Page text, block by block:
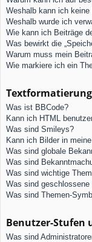
Weshalb kann ich keine
Weshalb wurde ich
Wie kann ich Beiträge
Was bewirkt die
Warum muss mein
Wie markiere ich ein
Was ist BBCode?
Kann ich HTML
Was sind Smileys?
Kann ich Bilder in
Was sind globale
Was sind
Was sind wichtige
Was sind geschlossene
Was sind Themen-
Benutzer-Stufen
Was sind